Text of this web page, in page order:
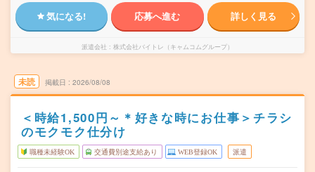
気になる! 応募へ進む 詳しく見る
派遣会社 株式会社バイトレ（キャムコムグループ）
未読 掲載日 2026/08/08
＜時給1,500円～＊好きな時にお仕事＞チラシ
のモクモク仕分け
職種未経験OK 交通費別途支給あり WEB登録OK 派遣